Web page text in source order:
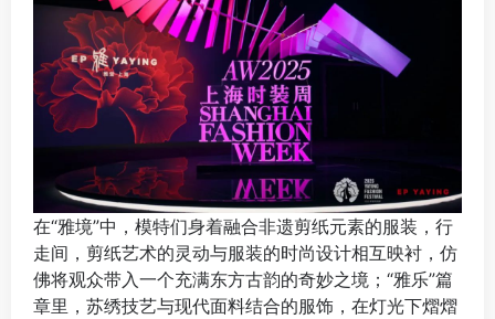
在“雅境”中，模特们身着融合非遗剪纸元素的服装，行
走间，剪纸艺术的灵动与服装的时尚设计相互映衬，仿
佛将观众带入一个充满东方古韵的奇妙之境；“雅乐”篇
章里，苏绣技艺与现代面料结合的服饰，在灯光下熠熠